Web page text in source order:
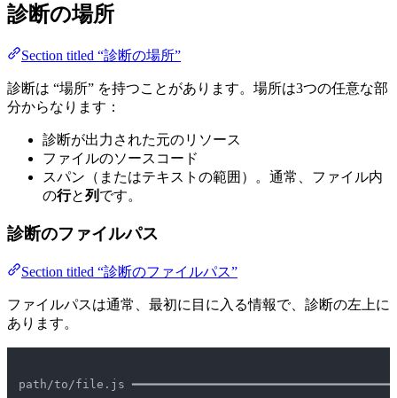
診断の場所
Section titled “診断の場所”
診断は “場所” を持つことがあります。場所は3つの任意な部
分からなります：
診断が出力された元のリソース
ファイルのソースコード
スパン（またはテキストの範囲）。通常、ファイル内
の行と列 です。
診断のファイルパス
Section titled “診断のファイルパス”
ファイルパスは通常、最初に目に入る情報で、診断の左上に
あります。
path/to/file.js